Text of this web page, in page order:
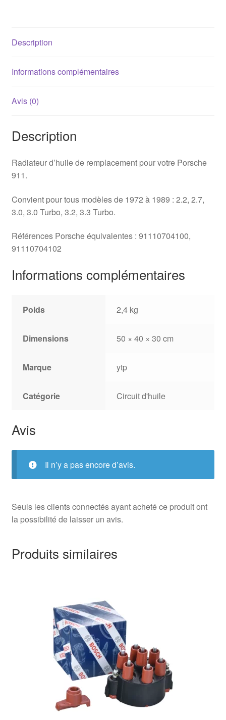
Description
Informations complémentaires
Avis (0)
Description
Radiateur d’huile de remplacement pour votre Porsche
911.
Convient pour tous modèles de 1972 à 1989 : 2.2, 2.7,
3.0, 3.0 Turbo, 3.2, 3.3 Turbo.
Références Porsche équivalentes : 91110704100,
91110704102
Informations complémentaires
Poids 2,4 kg
Dimensions 50 × 40 × 30 cm
Marque ytp
Catégorie Circuit d'huile
Avis
Il n’y a pas encore d’avis.
Seuls les clients connectés ayant acheté ce produit ont
la possibilité de laisser un avis.
Produits similaires